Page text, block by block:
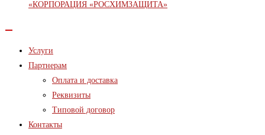
Услуги
Партнерам
Оплата и доставка
Реквизиты
Типовой договор
Контакты